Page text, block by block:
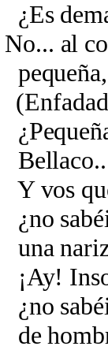
al
que
tan
que